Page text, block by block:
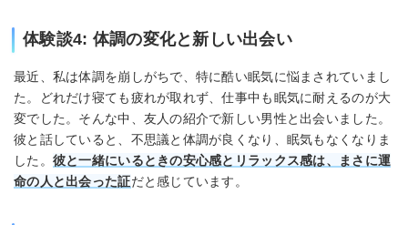
体験談4: 体調の変化と新しい出会い
最近、私は体調を崩しがちで、特に酷い眠気に悩まされていまし
た。どれだけ寝ても疲れが取れず、仕事中も眠気に耐えるのが大
変でした。そんな中、友人の紹介で新しい男性と出会いました。
彼と話していると、不思議と体調が良くなり、眠気もなくなりま
した。 彼と一緒にいるときの安心感とリラックス感は、まさに運
命の人と出会った証だと感じています。